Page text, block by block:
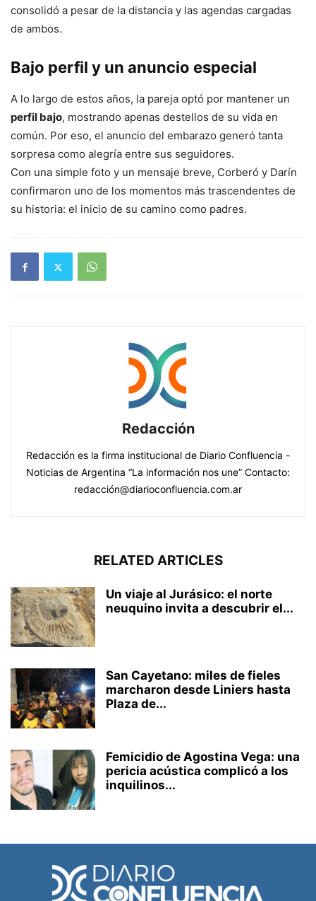
consolidó a pesar de la distancia y las agendas cargadas
de ambos.
Bajo perfil y un anuncio especial
A lo largo de estos años, la pareja optó por mantener un
perfil bajo, mostrando apenas destellos de su vida en
común. Por eso, el anuncio del embarazo generó tanta
sorpresa como alegría entre sus seguidores.
Con una simple foto y un mensaje breve, Corberó y Darín
confirmaron uno de los momentos más trascendentes de
su historia: el inicio de su camino como padres.
Redacción
Redacción es la firma institucional de Diario Confluencia -
Noticias de Argentina “La información nos une” Contacto:
redacción@diarioconfluencia.com.ar
RELATED ARTICLES
Un viaje al Jurásico: el norte
neuquino invita a descubrir el...
San Cayetano: miles de fieles
marcharon desde Liniers hasta
Plaza de...
Femicidio de Agostina Vega: una
pericia acústica complicó a los
inquilinos...